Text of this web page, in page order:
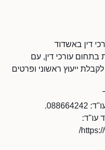
דין באשדוד
בתחום עורכי דין, עם
ייעוץ ראשוני ופרטים
עו"ד: